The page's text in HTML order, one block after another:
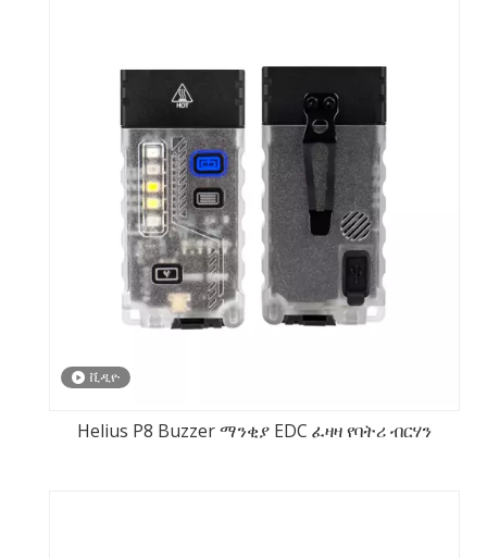
ቪዲዮ
Helius P8 Buzzer ማንቂያ EDC ፈዛዛ የባትሪ ብርሃን